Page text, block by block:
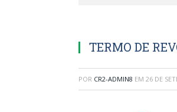
TERMO DE
POR CR2-ADMIN8 EM 26 DE